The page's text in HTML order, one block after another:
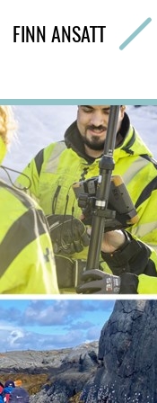
FINN ANSATT